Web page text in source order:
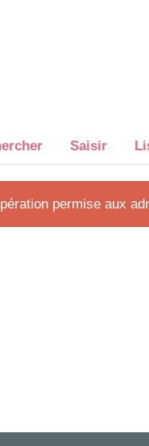
Saisir
permise aux